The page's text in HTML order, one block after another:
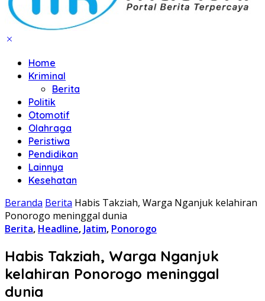
Home
Kriminal
Berita
Politik
Otomotif
Olahraga
Peristiwa
Pendidikan
Lainnya
Kesehatan
Beranda Berita Habis Takziah, Warga Nganjuk kelahiran
Ponorogo meninggal dunia
Berita, Headline, Jatim, Ponorogo
Habis Takziah, Warga Nganjuk
kelahiran Ponorogo meninggal
dunia